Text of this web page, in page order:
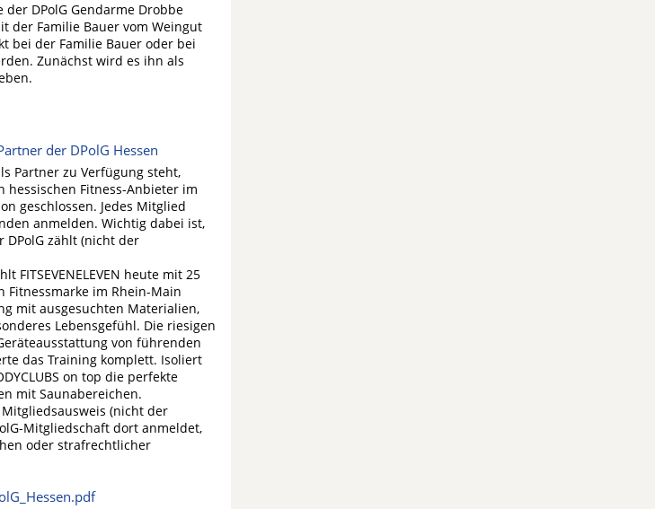
DPolG Gendarme Drobbe
der Familie Bauer vom Weingut
bei der Familie Bauer oder bei
Zunächst wird es ihn als
der DPolG Hessen
Partner zu Verfügung steht,
Fitness-Anbieter im
geschlossen. Jedes Mitglied
anmelden. Wichtig dabei ist,
zählt (nicht der
FITSEVENELEVEN heute mit 25
Fitnessmarke im Rhein-Main
mit ausgesuchten Materialien,
Lebensgefühl. Die riesigen
von führenden
das Training komplett. Isoliert
on top die perfekte
mit Saunabereichen.
Mitgliedsausweis (nicht der
Mitgliedschaft dort anmeldet,
oder strafrechtlicher